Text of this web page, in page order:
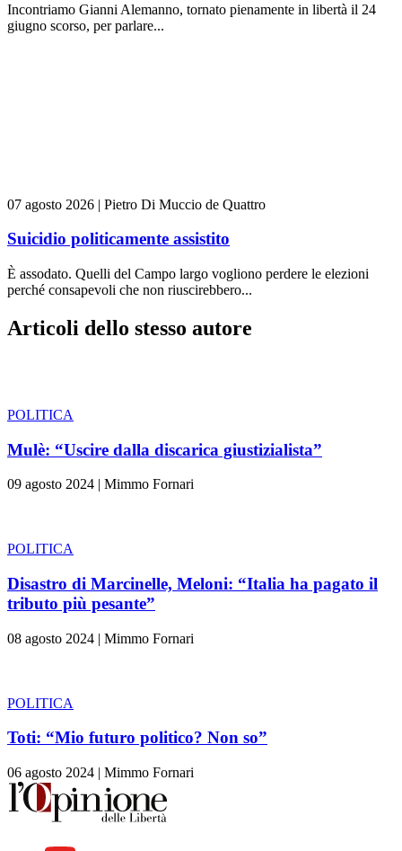
Incontriamo Gianni Alemanno, tornato pienamente in libertà il 24
giugno scorso, per parlare...
07 agosto 2026 | Pietro Di Muccio de Quattro
Suicidio politicamente assistito
È assodato. Quelli del Campo largo vogliono perdere le elezioni
perché consapevoli che non riuscirebbero...
Articoli dello stesso autore
POLITICA
Mulè: “Uscire dalla discarica giustizialista”
09 agosto 2024 | Mimmo Fornari
POLITICA
Disastro di Marcinelle, Meloni: “Italia ha pagato il
tributo più pesante”
08 agosto 2024 | Mimmo Fornari
POLITICA
Toti: “Mio futuro politico? Non so”
06 agosto 2024 | Mimmo Fornari